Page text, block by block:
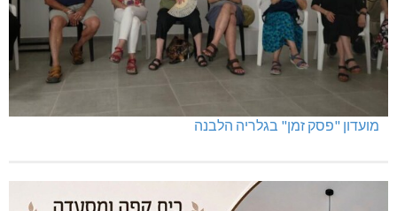
מועדון "פסק זמן" בגלריה הלבנה